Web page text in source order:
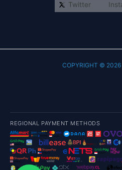
Twitter
COPYRIGHT © 2026
REGIONAL PAYMENT METHODS